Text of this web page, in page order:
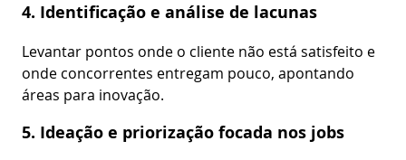
4. Identificação e análise de lacunas
Levantar pontos onde o cliente não está satisfeito e
onde concorrentes entregam pouco, apontando
áreas para inovação.
5. Ideação e priorização focada nos jobs